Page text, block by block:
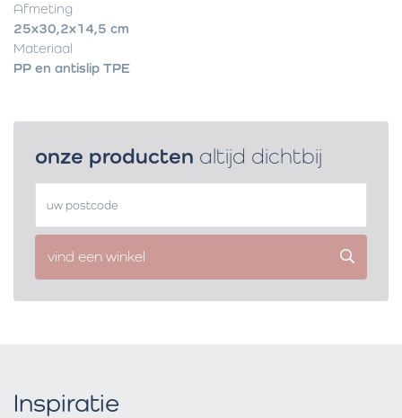
Afmeting
25x30,2x14,5 cm
Materiaal
PP en antislip TPE
onze producten altijd dichtbij
vind een winkel
Inspiratie